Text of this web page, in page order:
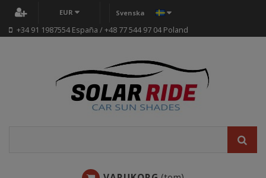
EUR Svenska
+34 91 1987554 España / +48 77 544 97 04 Poland